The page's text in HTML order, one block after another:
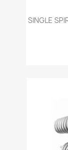
SINGLE